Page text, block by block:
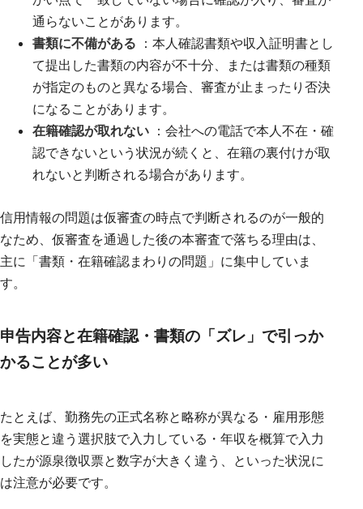
通らないことがあります。
書類に不備がある ：本人確認書類や収入証明書とし
て提出した書類の内容が不十分、または書類の種類
が指定のものと異なる場合、審査が止まったり否決
になることがあります。
在籍確認が取れない ：会社への電話で本人不在・確
認できないという状況が続くと、在籍の裏付けが取
れないと判断される場合があります。
信用情報の問題は仮審査の時点で判断されるのが一般的
なため、仮審査を通過した後の本審査で落ちる理由は、
主に「書類・在籍確認まわりの問題」に集中していま
す。
申告内容と在籍確認・書類の「ズレ」で引っか
かることが多い
たとえば、勤務先の正式名称と略称が異なる・雇用形態
を実態と違う選択肢で入力している・年収を概算で入力
したが源泉徴収票と数字が大きく違う、といった状況に
は注意が必要です。